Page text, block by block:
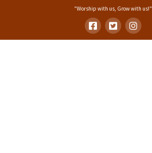
"Worship with us, Grow with us!"